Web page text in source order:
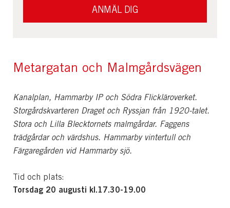
Metargatan och Malmgårdsvägen
Kanalplan, Hammarby IP och Södra Flickläroverket.
Storgårdskvarteren Draget och Ryssjan från 1920-talet.
Stora och Lilla Blecktornets malmgårdar. Faggens
trädgårdar och värdshus. Hammarby vintertull och
Färgaregården vid Hammarby sjö.
Tid och plats:
Torsdag 20 augusti kl.17.30-19.00
ANMÄL DIG